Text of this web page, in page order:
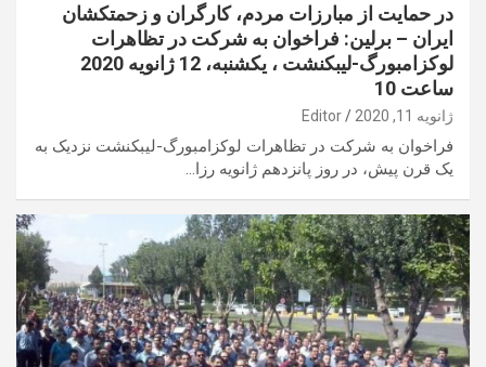
در حمایت از مبارزات مردم، کارگران و زحمتکشان
ایران – برلین: فراخوان به شرکت در تظاهرات
لوکزامبورگ-لیبکنشت ، یکشنبه، 12 ژانويه 2020
ساعت 10
ژانویه 11, 2020 Editor
فراخوان به شرکت در تظاهرات لوکزامبورگ-لیبکنشت نزدیک به
یک قرن پیش، در روز پانزدهم ژانویه رزا…